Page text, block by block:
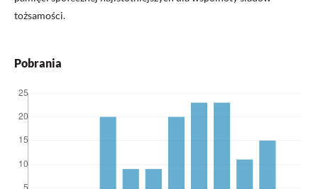
tożsamości.
Pobrania